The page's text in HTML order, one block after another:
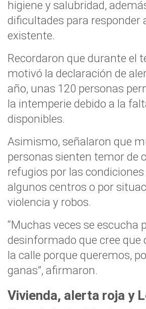
higiene y salubridad,
dificultades para responder
existente.
Recordaron que durante el
motivó la declaración de
año, unas 120 personas
la intemperie debido a la
disponibles.
Asimismo, señalaron que
personas sienten temor de
refugios por las
algunos centros o por
violencia y robos.
“Muchas veces se escucha
desinformado que cree que
la calle porque queremos,
ganas”, afirmaron.
Vivienda, alerta roja y